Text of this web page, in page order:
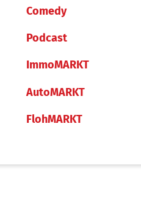
Comedy
Podcast
ImmoMARKT
AutoMARKT
FlohMARKT